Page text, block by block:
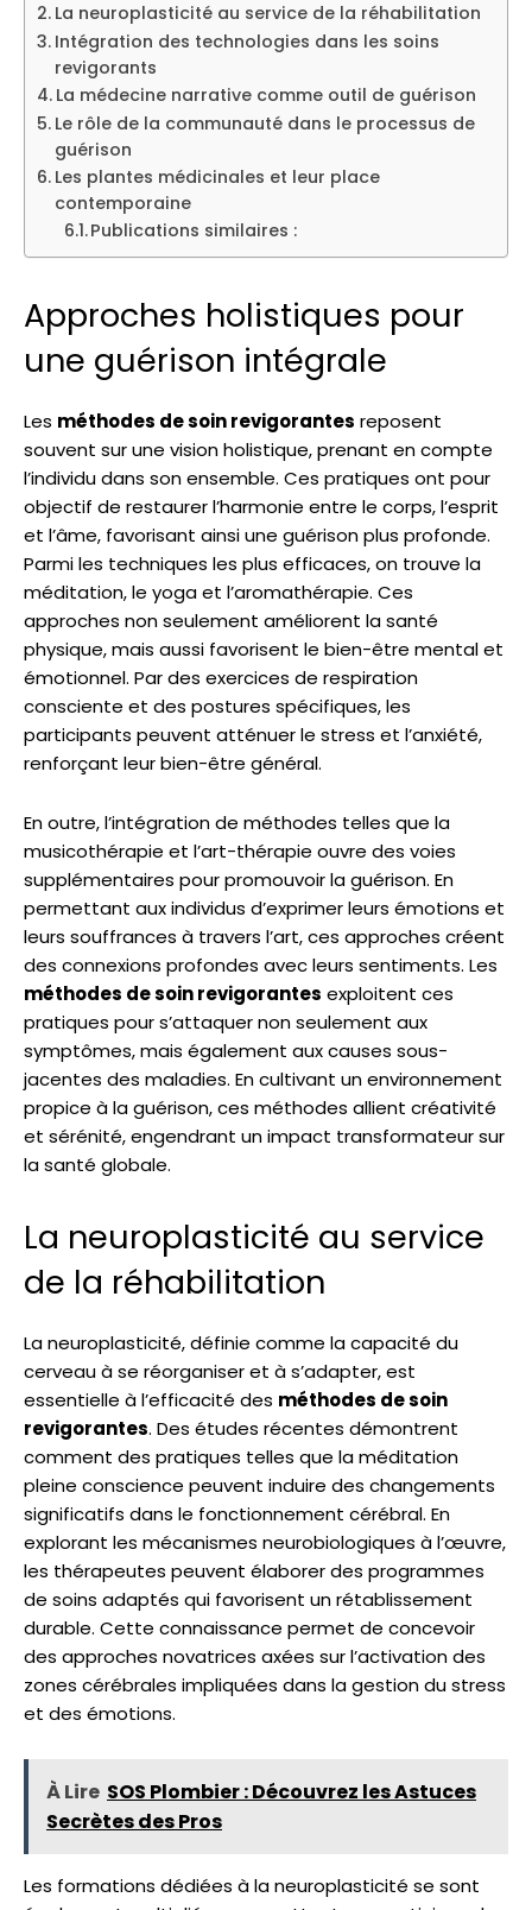
La neuroplasticité au service de la réhabilitation
Intégration des technologies dans les soins
revigorants
La médecine narrative comme outil de guérison
Le rôle de la communauté dans le processus de
guérison
Les plantes médicinales et leur place
contemporaine
Publications similaires :
Approches holistiques pour
une guérison intégrale
Les méthodes de soin revigorantes reposent
souvent sur une vision holistique, prenant en compte
l’individu dans son ensemble. Ces pratiques ont pour
objectif de restaurer l’harmonie entre le corps, l’esprit
et l’âme, favorisant ainsi une guérison plus profonde.
Parmi les techniques les plus efficaces, on trouve la
méditation, le yoga et l’aromathérapie. Ces
approches non seulement améliorent la santé
physique, mais aussi favorisent le bien-être mental et
émotionnel. Par des exercices de respiration
consciente et des postures spécifiques, les
participants peuvent atténuer le stress et l’anxiété,
renforçant leur bien-être général.
En outre, l’intégration de méthodes telles que la
musicothérapie et l’art-thérapie ouvre des voies
supplémentaires pour promouvoir la guérison. En
permettant aux individus d’exprimer leurs émotions et
leurs souffrances à travers l’art, ces approches créent
des connexions profondes avec leurs sentiments. Les
méthodes de soin revigorantes exploitent ces
pratiques pour s’attaquer non seulement aux
symptômes, mais également aux causes sous-
jacentes des maladies. En cultivant un environnement
propice à la guérison, ces méthodes allient créativité
et sérénité, engendrant un impact transformateur sur
la santé globale.
La neuroplasticité au service
de la réhabilitation
La neuroplasticité, définie comme la capacité du
cerveau à se réorganiser et à s’adapter, est
essentielle à l’efficacité des méthodes de soin
revigorantes. Des études récentes démontrent
comment des pratiques telles que la méditation
pleine conscience peuvent induire des changements
significatifs dans le fonctionnement cérébral. En
explorant les mécanismes neurobiologiques à l’œuvre,
les thérapeutes peuvent élaborer des programmes
de soins adaptés qui favorisent un rétablissement
durable. Cette connaissance permet de concevoir
des approches novatrices axées sur l’activation des
zones cérébrales impliquées dans la gestion du stress
et des émotions.
À Lire SOS Plombier : Découvrez les Astuces
Secrètes des Pros
Les formations dédiées à la neuroplasticité se sont